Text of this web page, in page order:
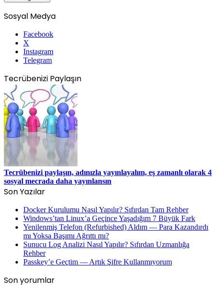
Sosyal Medya
Facebook
X
Instagram
Telegram
Tecrübenizi Paylaşın
Tecrübenizi paylaşın, adınızla yayınlayalım, eş zamanlı olarak 4
sosyal mecrada daha yayınlansın
Son Yazılar
Docker Kurulumu Nasıl Yapılır? Sıfırdan Tam Rehber
Windows’tan Linux’a Geçince Yaşadığım 7 Büyük Fark
Yenilenmiş Telefon (Refurbished) Aldım — Para Kazandırdı
mı Yoksa Başımı Ağrıttı mı?
Sunucu Log Analizi Nasıl Yapılır? Sıfırdan Uzmanlığa
Rehber
Passkey’e Geçtim — Artık Şifre Kullanmıyorum
Son yorumlar